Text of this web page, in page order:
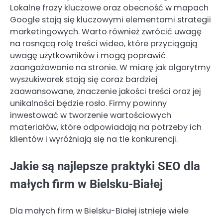
Lokalne frazy kluczowe oraz obecność w mapach
Google stają się kluczowymi elementami strategii
marketingowych. Warto również zwrócić uwagę
na rosnącą rolę treści wideo, które przyciągają
uwagę użytkowników i mogą poprawić
zaangażowanie na stronie. W miarę jak algorytmy
wyszukiwarek stają się coraz bardziej
zaawansowane, znaczenie jakości treści oraz jej
unikalności będzie rosło. Firmy powinny
inwestować w tworzenie wartościowych
materiałów, które odpowiadają na potrzeby ich
klientów i wyróżniają się na tle konkurencji.
Jakie są najlepsze praktyki SEO dla
małych firm w Bielsku-Białej
Dla małych firm w Bielsku-Białej istnieje wiele